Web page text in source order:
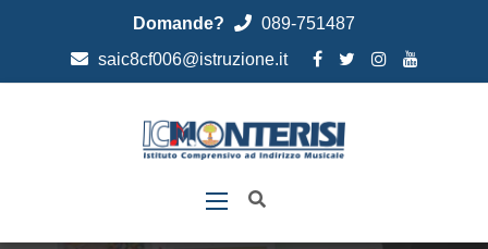
Domande?
089-751487
saic8cf006@istruzione.it